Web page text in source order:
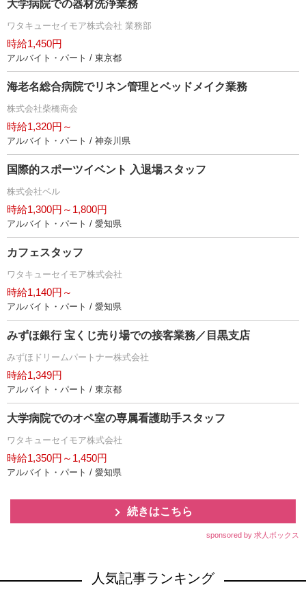
大学病院での器材洗浄業務
ワタキューセイモア株式会社 業務部
時給1,450円
アルバイト・パート / 東京都
海老名総合病院でリネン管理とベッドメイク業務
株式会社柴橋商会
時給1,320円～
アルバイト・パート / 神奈川県
国際的スポーツイベント 入退場スタッフ
株式会社ベル
時給1,300円～1,800円
アルバイト・パート / 愛知県
カフェスタッフ
ワタキューセイモア株式会社
時給1,140円～
アルバイト・パート / 愛知県
みずほ銀行 宝くじ売り場での接客業務／目黒支店
みずほドリームパートナー株式会社
時給1,349円
アルバイト・パート / 東京都
大学病院でのオペ室の専属看護助手スタッフ
ワタキューセイモア株式会社
時給1,350円～1,450円
アルバイト・パート / 愛知県
続きはこちら
sponsored by 求人ボックス
人気記事ランキング